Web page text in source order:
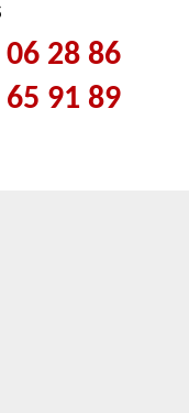
28 86
91 89